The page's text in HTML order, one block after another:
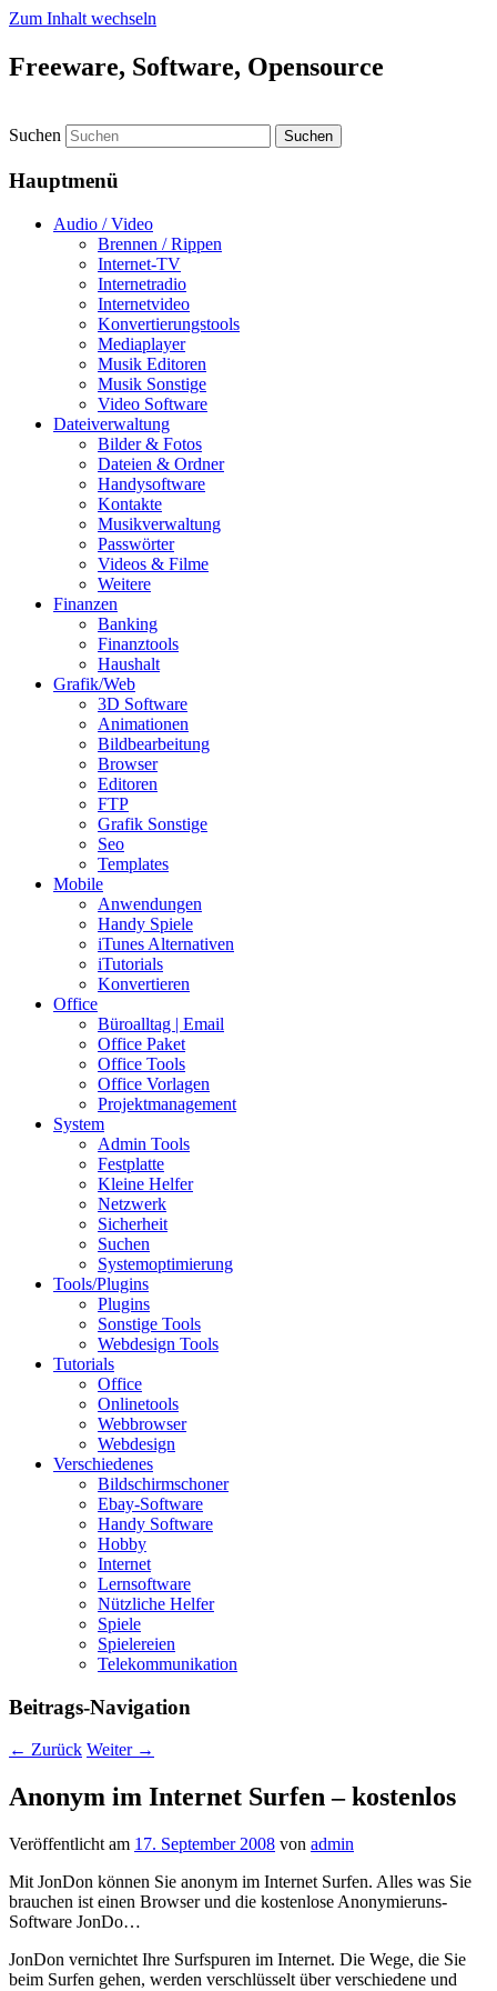
Zum Inhalt wechseln
Freeware, Software, Opensource
Suchen
Hauptmenü
Audio / Video
Brennen / Rippen
Internet-TV
Internetradio
Internetvideo
Konvertierungstools
Mediaplayer
Musik Editoren
Musik Sonstige
Video Software
Dateiverwaltung
Bilder & Fotos
Dateien & Ordner
Handysoftware
Kontakte
Musikverwaltung
Passwörter
Videos & Filme
Weitere
Finanzen
Banking
Finanztools
Haushalt
Grafik/Web
3D Software
Animationen
Bildbearbeitung
Browser
Editoren
FTP
Grafik Sonstige
Seo
Templates
Mobile
Anwendungen
Handy Spiele
iTunes Alternativen
iTutorials
Konvertieren
Office
Büroalltag | Email
Office Paket
Office Tools
Office Vorlagen
Projektmanagement
System
Admin Tools
Festplatte
Kleine Helfer
Netzwerk
Sicherheit
Suchen
Systemoptimierung
Tools/Plugins
Plugins
Sonstige Tools
Webdesign Tools
Tutorials
Office
Onlinetools
Webbrowser
Webdesign
Verschiedenes
Bildschirmschoner
Ebay-Software
Handy Software
Hobby
Internet
Lernsoftware
Nützliche Helfer
Spiele
Spielereien
Telekommunikation
Beitrags-Navigation
← Zurück Weiter →
Anonym im Internet Surfen – kostenlos
Veröffentlicht am 17. September 2008 von admin
Mit JonDon können Sie anonym im Internet Surfen. Alles was Sie
brauchen ist einen Browser und die kostenlose Anonymieruns-
Software JonDo…
JonDon vernichtet Ihre Surfspuren im Internet. Die Wege, die Sie
beim Surfen gehen, werden verschlüsselt über verschiedene und